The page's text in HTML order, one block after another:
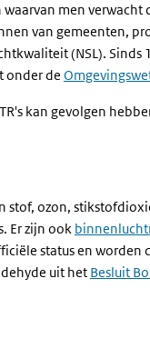
men verwacht
van gemeenten,
(NSL). Sinds
onder de
kan gevolgen
link)
stof, ozon,
Er zijn ook
status en worden
uit het Besluit